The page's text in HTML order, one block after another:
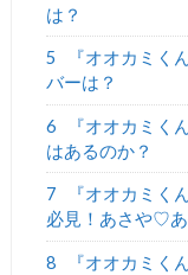
は？
5
『オオカミく
バーは？
6
『オオカミく
はあるのか？
7
『オオカミく
必見！あさや♡
8
『オオカミく